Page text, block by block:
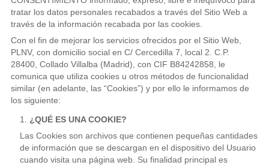
tratar los datos personales recabados a través del Sitio Web a
través de la información recabada por las cookies.
Con el fin de mejorar los servicios ofrecidos por el Sitio Web,
PLNV, con domicilio social enC/ Cercedilla 7, local 2. C.P.
28400, Collado Villalba (Madrid), con CIF B84242858, le
comunica que utiliza cookies u otros métodos de funcionalidad
similar (en adelante, las “Cookies”) y por ello le informamos de
los siguiente:
¿QUÉ ES UNA COOKIE?
Las Cookies son archivos que contienen pequeñas cantidades
de información que se descargan en el dispositivo del Usuario
cuando visita una página web. Su finalidad principal es